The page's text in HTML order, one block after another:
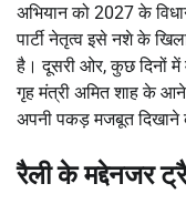
अभियान को 2027 के
पार्टी नेतृत्व इसे नशे के
है। दूसरी ओर, कुछ दिनों में
गृह मंत्री अमित शाह के
अपनी पकड़ मजबूत दिखाने
रैली के मद्देनजर